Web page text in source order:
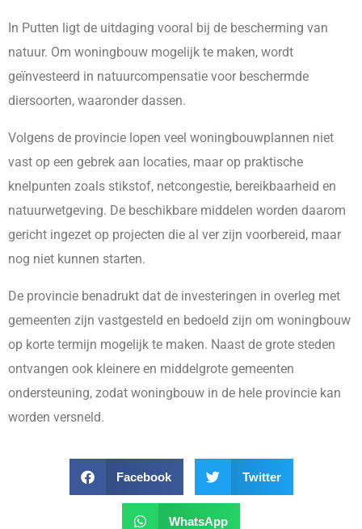
In Putten ligt de uitdaging vooral bij de bescherming van
natuur. Om woningbouw mogelijk te maken, wordt
geïnvesteerd in natuurcompensatie voor beschermde
diersoorten, waaronder dassen.
Volgens de provincie lopen veel woningbouwplannen niet
vast op een gebrek aan locaties, maar op praktische
knelpunten zoals stikstof, netcongestie, bereikbaarheid en
natuurwetgeving. De beschikbare middelen worden daarom
gericht ingezet op projecten die al ver zijn voorbereid, maar
nog niet kunnen starten.
De provincie benadrukt dat de investeringen in overleg met
gemeenten zijn vastgesteld en bedoeld zijn om woningbouw
op korte termijn mogelijk te maken. Naast de grote steden
ontvangen ook kleinere en middelgrote gemeenten
ondersteuning, zodat woningbouw in de hele provincie kan
worden versneld.
Facebook Twitter
WhatsApp